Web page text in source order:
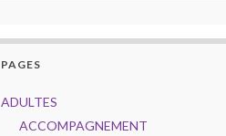
PAGES
ADULTES
ACCOMPAGNEMENT